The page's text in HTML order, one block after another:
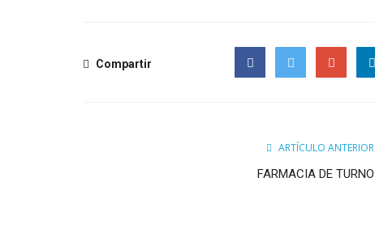
Compartir
ARTÍCULO ANTERIOR
FARMACIA DE TURNO